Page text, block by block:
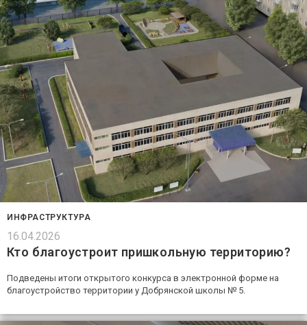
ИНФРАСТРУКТУРА
16.04.2026
Кто благоустроит пришкольную территорию?
Подведены итоги открытого конкурса в электронной форме на
благоустройство территории у Добрянской школы № 5.